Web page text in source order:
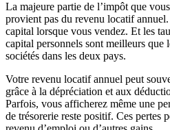
La majeure partie de l’impôt que
provient pas du revenu locatif
capital lorsque vous vendez. Et les
capital personnels sont meilleurs que
sociétés dans les deux pays.
Votre revenu locatif annuel peut
grâce à la dépréciation et aux
Parfois, vous afficherez même une
de trésorerie reste positif. Ces pertes